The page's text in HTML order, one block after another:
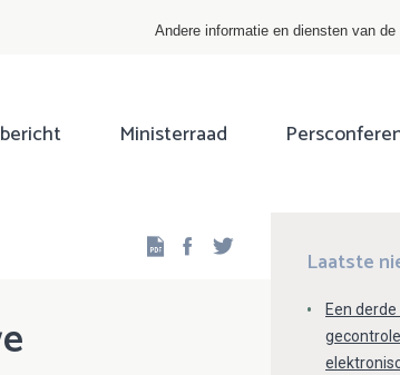
Andere informatie en diensten van de
Ministerraad
Facebook
Laatste
Een